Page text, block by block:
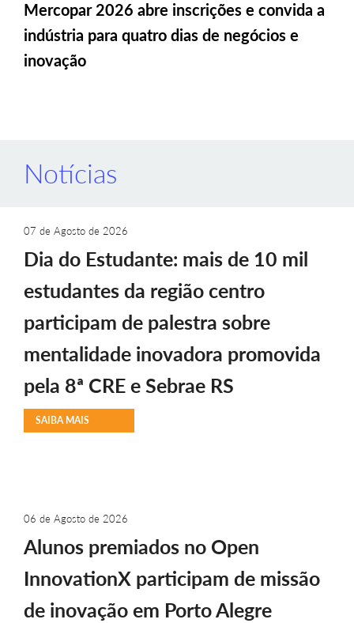
Mercopar 2026 abre inscrições e convida a
indústria para quatro dias de negócios e
inovação
Notícias
07 de Agosto de 2026
Dia do Estudante: mais de 10 mil
estudantes da região centro
participam de palestra sobre
mentalidade inovadora promovida
pela 8ª CRE e Sebrae RS
SAIBA MAIS
06 de Agosto de 2026
Alunos premiados no Open
InnovationX participam de missão
de inovação em Porto Alegre